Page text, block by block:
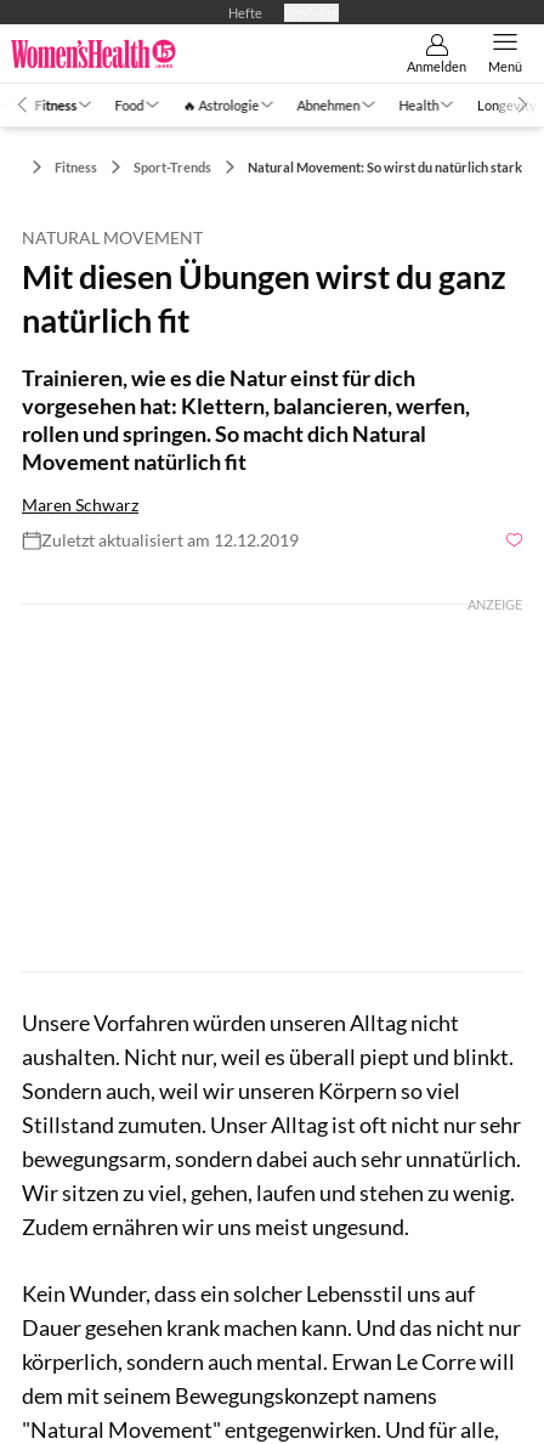
Hefte
Anmelden Menü
Fitness Food 🔥 Astrologie Abnehmen Health Longevity
Fitness Sport-Trends Natural Movement: So wirst du natürlich stark
NATURAL MOVEMENT
Mit diesen Übungen wirst du ganz
natürlich fit
Trainieren, wie es die Natur einst für dich
vorgesehen hat: Klettern, balancieren, werfen,
rollen und springen. So macht dich Natural
Movement natürlich fit
Maren Schwarz
Zuletzt aktualisiert am 12.12.2019
ANZEIGE
Unsere Vorfahren würden unseren Alltag nicht
aushalten. Nicht nur, weil es überall piept und blinkt.
Sondern auch, weil wir unseren Körpern so viel
Stillstand zumuten. Unser Alltag ist oft nicht nur sehr
bewegungsarm, sondern dabei auch sehr unnatürlich.
Wir sitzen zu viel, gehen, laufen und stehen zu wenig.
Zudem ernähren wir uns meist ungesund.
Kein Wunder, dass ein solcher Lebensstil uns auf
Dauer gesehen krank machen kann. Und das nicht nur
körperlich, sondern auch mental. Erwan Le Corre will
dem mit seinem Bewegungskonzept namens
"Natural Movement" entgegenwirken. Und für alle,